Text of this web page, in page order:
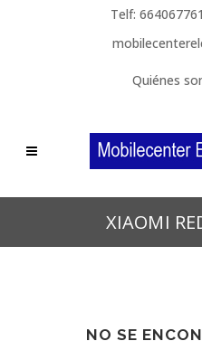
Telf:
Quiénes
XIAOMI
NO SE